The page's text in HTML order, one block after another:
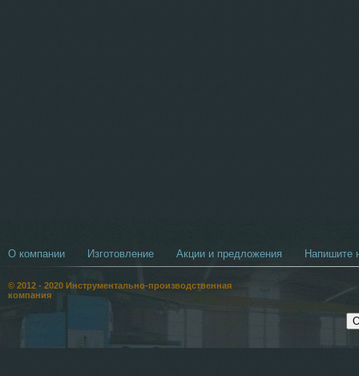
О компании Изготовление Акции и предложения Напишите
© 2012 - 2020 Инструментально-производственная
компания